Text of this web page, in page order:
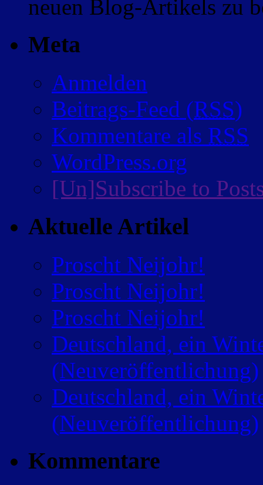
neuen Blog-Artikels zu
Meta
Anmelden
Beitrags-Feed (RSS)
Kommentare als RSS
WordPress.org
[Un]Subscribe to
Aktuelle Artikel
Proscht Neijohr!
Proscht Neijohr!
Proscht Neijohr!
Deutschland, ein
(Neuveröffentlichung)
Deutschland, ein
(Neuveröffentlichung)
Kommentare